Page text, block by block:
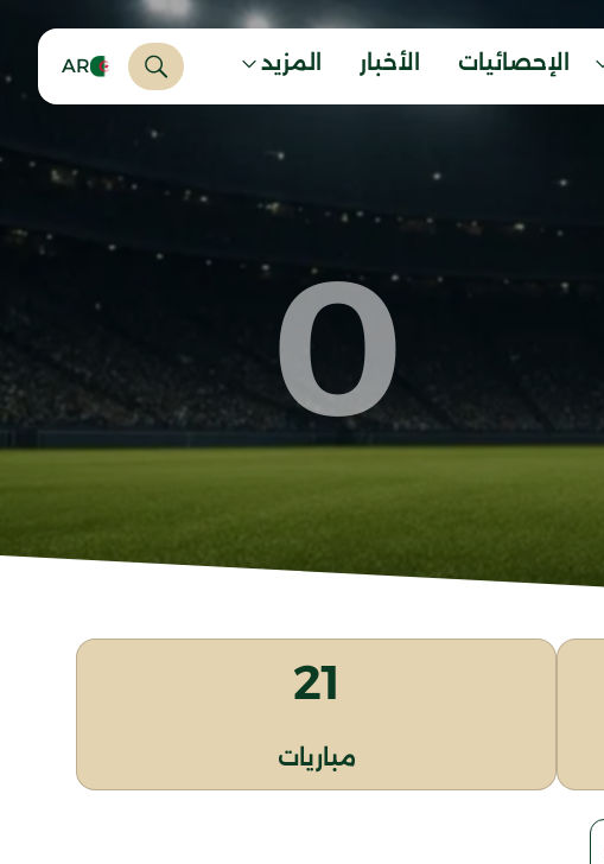
الإحصائيات الأخبار المزيد AR
0
21
مباريات